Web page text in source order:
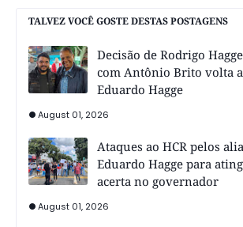
TALVEZ VOCÊ GOSTE DESTAS POSTAGENS
Decisão de Rodrigo
com Antônio Brito volta
Eduardo Hagge
August 01, 2026
Ataques ao HCR pelos
Eduardo Hagge para
acerta no governador
August 01, 2026